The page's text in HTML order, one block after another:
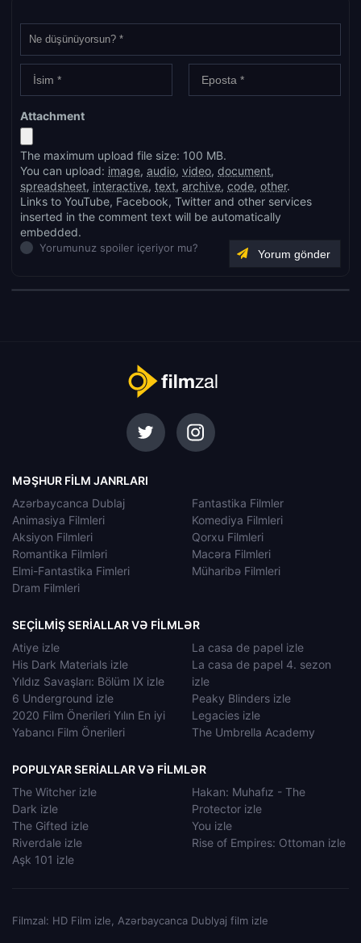
Attachment
The maximum upload file size: 100 MB.
You can upload: image, audio, video, document,
spreadsheet, interactive, text, archive, code, other.
Links to YouTube, Facebook, Twitter and other services
inserted in the comment text will be automatically
embedded.
Yorumunuz spoiler içeriyor mu?
MƏŞHUR FILM JANRLARI
Azərbaycanca Dublaj
Animasiya Filmleri
Aksiyon Filmleri
Romantika Filmləri
Elmi-Fantastika Fimleri
Dram Filmleri
Fantastika Filmler
Komediya Filmleri
Qorxu Filmleri
Macəra Filmleri
Müharibə Filmleri
SEÇILMIŞ SERIALLAR VƏ FILMLƏR
Atiye izle
His Dark Materials izle
Yıldız Savaşları: Bölüm IX izle
6 Underground izle
2020 Film Önerileri Yılın En iyi
Yabancı Film Önerileri
La casa de papel izle
La casa de papel 4. sezon
izle
Peaky Blinders izle
Legacies izle
The Umbrella Academy
POPULYAR SERIALLAR VƏ FILMLƏR
The Witcher izle
Dark izle
The Gifted izle
Riverdale izle
Aşk 101 izle
Hakan: Muhafız - The
Protector izle
You izle
Rise of Empires: Ottoman izle
Filmzal: HD Film izle, Azərbaycanca Dublyaj film izle